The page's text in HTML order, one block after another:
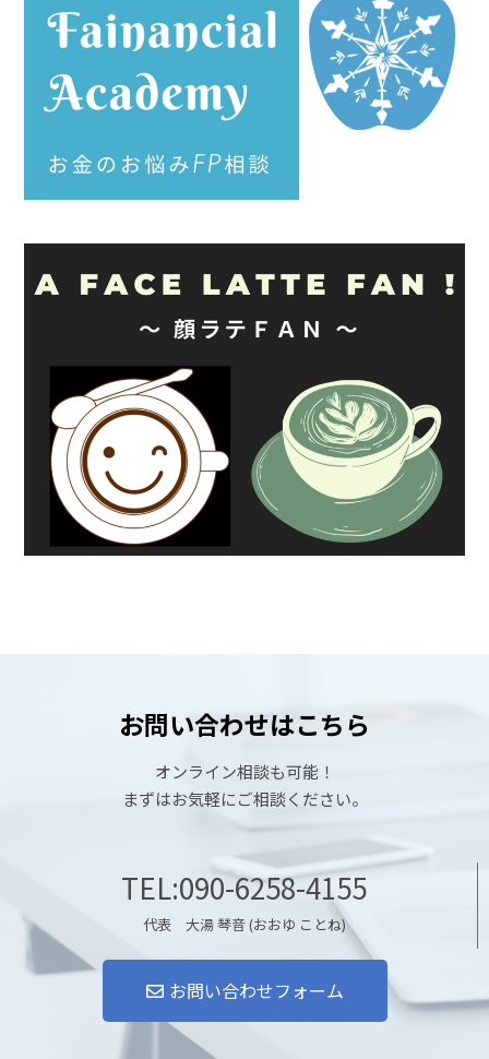
お問い合わせはこちら
オンライン相談も可能！
まずはお気軽にご相談ください。
TEL:090-6258-4155
代表 大湯 琴音 (おおゆ ことね)
お問い合わせフォーム